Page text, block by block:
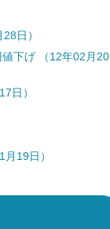
日）
下げ （12年02月20
日）
19日）